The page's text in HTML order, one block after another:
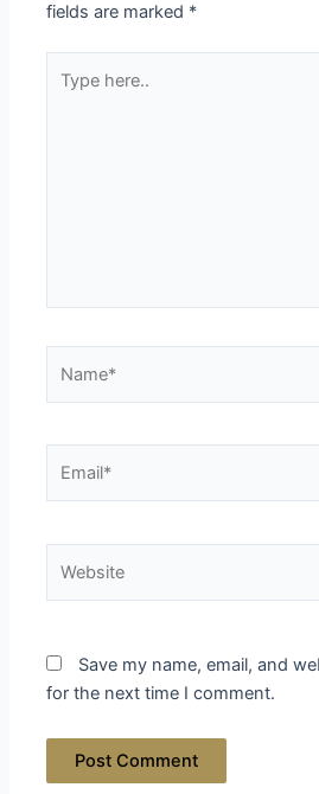
fields are marked *
here..
Save my name, email, and
for the next time I comment.